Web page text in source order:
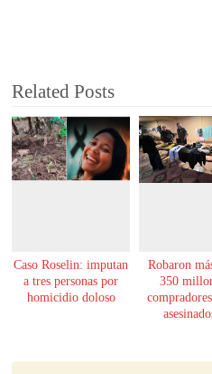
Related Posts
Caso Roselin: imputan
a tres personas por
homicidio doloso
Robaron
350